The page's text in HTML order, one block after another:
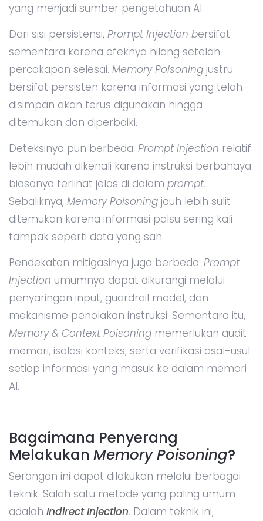
yang menjadi sumber pengetahuan AI.
Dari sisi persistensi, Prompt Injection bersifat
sementara karena efeknya hilang setelah
percakapan selesai. Memory Poisoning justru
bersifat persisten karena informasi yang telah
disimpan akan terus digunakan hingga
ditemukan dan diperbaiki.
Deteksinya pun berbeda. Prompt Injection relatif
lebih mudah dikenali karena instruksi berbahaya
biasanya terlihat jelas di dalam prompt.
Sebaliknya, Memory Poisoning jauh lebih sulit
ditemukan karena informasi palsu sering kali
tampak seperti data yang sah.
Pendekatan mitigasinya juga berbeda. Prompt
Injection umumnya dapat dikurangi melalui
penyaringan input, guardrail model, dan
mekanisme penolakan instruksi. Sementara itu,
Memory & Context Poisoning memerlukan audit
memori, isolasi konteks, serta verifikasi asal-usul
setiap informasi yang masuk ke dalam memori
AI.
Bagaimana Penyerang
Melakukan Memory Poisoning?
Serangan ini dapat dilakukan melalui berbagai
teknik. Salah satu metode yang paling umum
adalah Indirect Injection. Dalam teknik ini,